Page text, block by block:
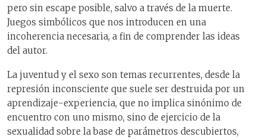
pero sin escape posible, salvo a través de la muerte.
Juegos simbólicos que nos introducen en una
incoherencia necesaria, a fin de comprender las ideas
del autor.
La juventud y el sexo son temas recurrentes, desde la
represión inconsciente que suele ser destruida por un
aprendizaje-experiencia, que no implica sinónimo de
encuentro con uno mismo, sino de ejercicio de la
sexualidad sobre la base de parámetros descubiertos,